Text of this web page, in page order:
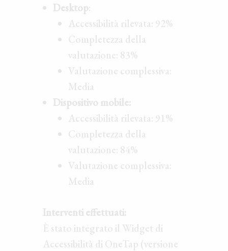
Desktop:
Accessibilità rilevata: 92%
Completezza della
valutazione: 83%
Valutazione complessiva:
Media
Dispositivo mobile:
Accessibilità rilevata: 91%
Completezza della
valutazione: 84%
Valutazione complessiva:
Media
Interventi effettuati:
È stato integrato il Widget di
Accessibilità di OneTap (versione